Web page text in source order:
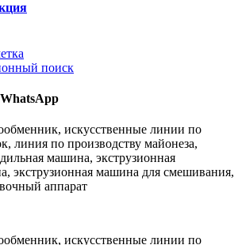
поиск